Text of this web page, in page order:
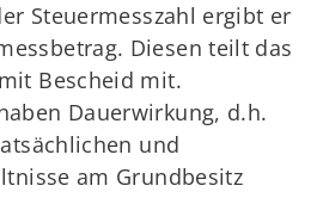
Steuermesszahl ergibt er
Diesen teilt das
Bescheid mit.
Dauerwirkung, d.h.
und
am Grundbesitz